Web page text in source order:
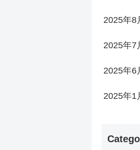
2025年8
2025年7
2025年6
2025年1